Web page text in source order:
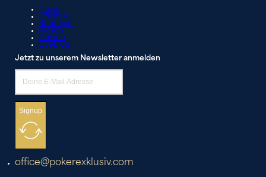
News
Lifestyle
Strategie
Videos
Galerie
Liveblog
Jetzt zu unserem Newsletter anmelden
Signup
office@pokerexklusiv.com